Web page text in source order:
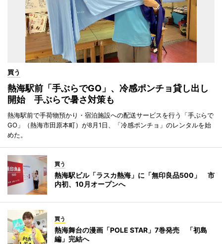
買う
熱海駅前「手ぶらでGO」、冷感ポンチョ貸し出し
開始 手ぶらで暑さ対策も
熱海駅前で手荷物預かり・宿泊施設への配送サービスを行う「手ぶらで
GO」（熱海市田原本町）が8月1日、「冷感ポンチョ」のレンタルを始
めた。
買う
熱海駅ビル「ラスカ熱海」に「無印良品500」 市
内初、10月オープンへ
買う
熱海舞台の漫画「POLE STAR」7巻発売 「初島
編」完結へ